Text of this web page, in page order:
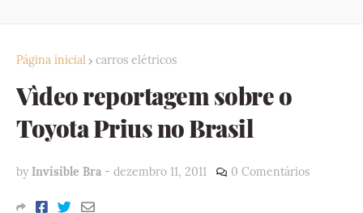
Página inicial carros elétricos
Vìdeo reportagem sobre o
Toyota Prius no Brasil
by Invisible Bra - dezembro 11, 2011 0 Comentários